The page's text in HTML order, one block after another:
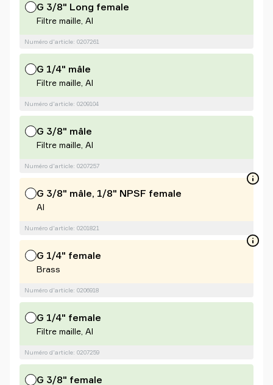
G 3/8" Long female
Filtre maille, Al
Numéro d'article: 0207261
G 1/4" mâle
Filtre maille, Al
Numéro d'article: 0209104
G 3/8" mâle
Filtre maille, Al
Numéro d'article: 0207257
G 3/8" mâle, 1/8" NPSF female
Al
Numéro d'article: 0201821
G 1/4" female
Brass
Numéro d'article: 0206918
G 1/4" female
Filtre maille, Al
Numéro d'article: 0207259
G 3/8" female